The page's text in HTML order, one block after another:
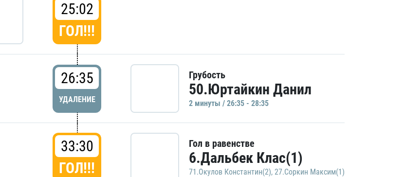
25:02
ГОЛ!!!
26:35
УДАЛЕНИЕ
Грубость
50.Юртайкин Данил
2 минуты / 26:35 - 28:35
33:30
ГОЛ!!!
Гол в равенстве
6.Дальбек Клас(1)
71.Окулов Константин(2), 27.Соркин Максим(1)